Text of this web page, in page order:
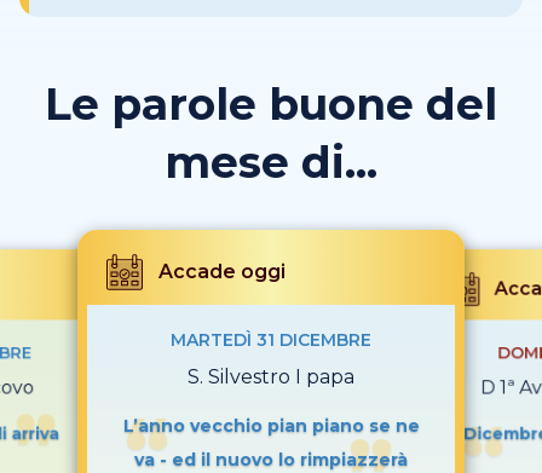
Le parole buone del
mese di...
arriva
Accade oggi
MARTEDÌ 31 DICEMBRE
S. Silvestro I papa
L’anno vecchio pian piano se ne
va - ed il nuovo lo rimpiazzerà
D 1ª